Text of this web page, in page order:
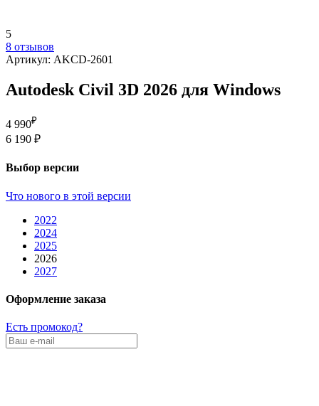
5
8 отзывов
Артикул: AKСD-2601
Autodesk Civil 3D 2026 для Windows
4 990₽
6 190 ₽
Выбор версии
Что нового в этой версии
2022
2024
2025
2026
2027
Оформление заказа
Есть промокод?